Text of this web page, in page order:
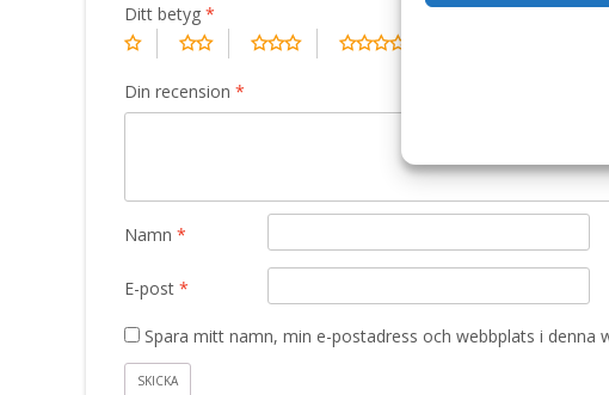
Ditt betyg *
Din recension *
Namn *
E-post *
Spara mitt namn, min e-postadress och webbplats i denna